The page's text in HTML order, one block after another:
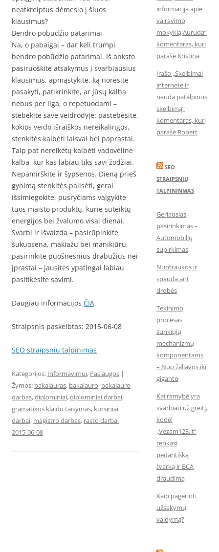
neatkreiptus dėmesio į šiuos
klausimus?
Bendro pobūdžio patarimai
Na, o pabaigai – dar keli trumpi
bendro pobūdžio patarimai. Iš anksto
pasiruoškite atsakymus į svarbiausius
klausimus, apmąstykite, ką norėsite
pasakyti, patikrinkite, ar jūsų kalba
nebus per ilga, o repetuodami –
stebėkite save veidrodyje: pastebėsite,
kokios veido išraiškos nereikalingos,
stenkitės kalbėti laisvai bei paprastai.
Taip pat nereikėtų kalbėti vadovėline
kalba, kur kas labiau tiks savi žodžiai.
Nepamirškite ir šypsenos. Dieną prieš
gynimą stenkitės pailsėti, gerai
išsimiegokite, pusryčiams valgykite
tuos maisto produktų, kurie suteiktų
energijos bei žvalumo visai dienai.
Svarbi ir išvaizda – pasirūpinkite
šukuosena, makiažu bei manikiūru,
pasirinkite puošnesnius drabužius nei
įprastai – jausitės ypatingai labiau
pasitikėsite savimi.
Daugiau informacijos ČIA.
Straipsnis paskelbtas: 2015-06-08
SEO straipsniu talpinimas
Kategorijos: Informavimui, Paslaugos |
Žymos: bakalauras, bakalauro, bakalauro
darbas,diplominiai,diplominiai darbai,
gramatikos klaidu taisymas, kursiniai
darbai, magistro darbas, rasto darbai |
2015-06-08
informacija apie
vairavimo
mokyklą Auruda“
komentaras, kurį
parašė Kristina
Įrašo „Skelbimai
internete ir
nauda patalpinus
skelbimą“
komentaras, kurį
parašė Robert
SEO
STRAIPSNIŲ
TALPININMAS
Geriausias
pasirinkimas –
Automobilių
supirkimas
Nuotraukos ir
spauda ant
drobės
Tekinimo
procesas
sunkiųjų
mechanizmų
komponentams
– Nuo žaliavos iki
giganto
Kai ramybė yra
svarbiau už greitį,
kodėl
„Vezam123.lt“
renkasi
pedantišką
tvarką ir BCA
draudimą
Kaip pagerinti
užsakymų
valdymą?